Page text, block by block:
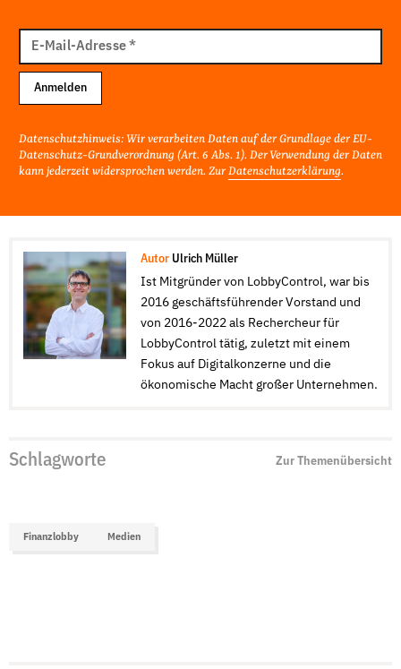
Mail
Adresse
E-Mail-Adresse*
Anmelden
Datenschutzhinweis: Wir verarbeiten Daten auf der Grundlage der EU-
Datenschutz-Grundverordnung (Art. 6 Abs. 1). Der Verwendung der Daten
kann jederzeit widersprochen werden. Zur Datenschutzerklärung.
Autor Ulrich Müller
Ist Mitgründer von LobbyControl, war bis
2016 geschäftsführender Vorstand und
von 2016-2022 als Rechercheur für
LobbyControl tätig, zuletzt mit einem
Fokus auf Digitalkonzerne und die
ökonomische Macht großer Unternehmen.
Schlagworte Zur Themenübersicht
Finanzlobby Medien